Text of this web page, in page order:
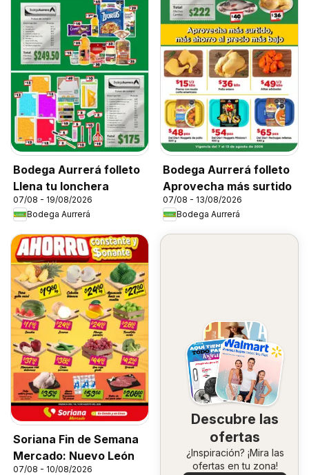
Bodega Aurrerá folleto
Llena tu lonchera
07/08 - 19/08/2026
Bodega Aurrerá
Bodega Aurrerá folleto
Aprovecha más surtido
07/08 - 13/08/2026
Bodega Aurrerá
Soriana Fin de Semana
Mercado: Nuevo León
07/08 - 10/08/2026
Descubre las
ofertas
¿Inspiración? ¡Mira las
ofertas en tu zona!